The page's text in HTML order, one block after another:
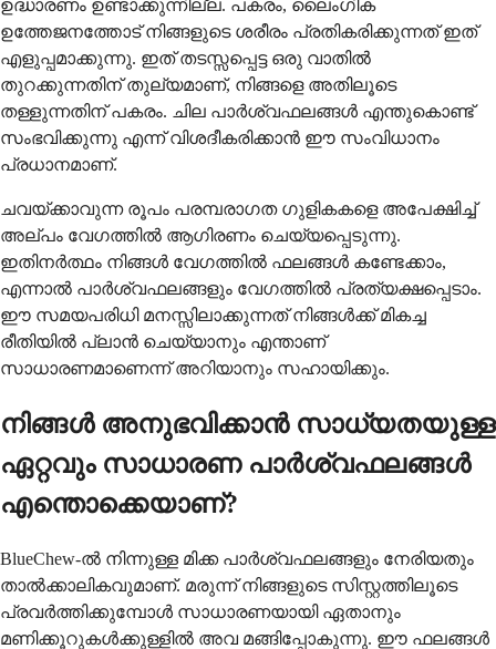
ഉദ്ധാരണം ഉണ്ടാക്കുന്നില്ല. പകരം, ലൈംഗിക
ഉത്തേജനത്തോട് നിങ്ങളുടെ ശരീരം പ്രതികരിക്കുന്നത് ഇത്
എളുപ്പമാക്കുന്നു. ഇത് തടസ്സപ്പെട്ട ഒരു വാതിൽ
തുറക്കുന്നതിന് തുല്യമാണ്, നിങ്ങളെ അതിലൂടെ
തള്ളുന്നതിന് പകരം. ചില പാർശ്വഫലങ്ങൾ എന്തുകൊണ്ട്
സംഭവിക്കുന്നു എന്ന് വിശദീകരിക്കാൻ ഈ സംവിധാനം
പ്രധാനമാണ്.
ചവയ്ക്കാവുന്ന രൂപം പരമ്പരാഗത ഗുളികകളെ അപേക്ഷിച്ച്
അല്പം വേഗത്തിൽ ആഗിരണം ചെയ്യപ്പെടുന്നു.
ഇതിനർത്ഥം നിങ്ങൾ വേഗത്തിൽ ഫലങ്ങൾ കണ്ടേക്കാം,
എന്നാൽ പാർശ്വഫലങ്ങളും വേഗത്തിൽ പ്രത്യക്ഷപ്പെടാം.
ഈ സമയപരിധി മനസ്സിലാക്കുന്നത് നിങ്ങൾക്ക് മികച്ച
രീതിയിൽ പ്ലാൻ ചെയ്യാനും എന്താണ്
സാധാരണമാണെന്ന് അറിയാനും സഹായിക്കും.
നിങ്ങൾ അനുഭവിക്കാൻ സാധ്യതയുള്ള
ഏറ്റവും സാധാരണ പാർശ്വഫലങ്ങൾ
എന്തൊക്കെയാണ്?
BlueChew-ൽ നിന്നുള്ള മിക്ക പാർശ്വഫലങ്ങളും നേരിയതും
താൽക്കാലികവുമാണ്. മരുന്ന് നിങ്ങളുടെ സിസ്റ്റത്തിലൂടെ
പ്രവർത്തിക്കുമ്പോൾ സാധാരണയായി ഏതാനും
മണിക്കൂറുകൾക്കുള്ളിൽ അവ മങ്ങിപ്പോകുന്നു. ഈ ഫലങ്ങൾ